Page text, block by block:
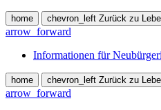
home chevron_left Zurück zu
arrow_forward
Informationen für
home chevron_left Zurück zu
arrow_forward